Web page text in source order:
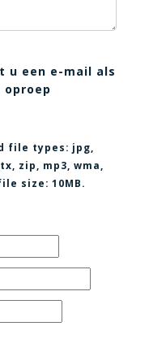
u een e-mail als
oproep
file types: jpg,
zip, mp3, wma,
size: 10MB.